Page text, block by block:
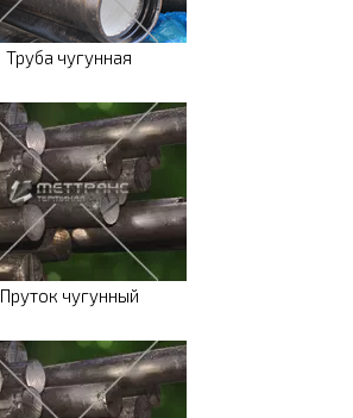
Труба чугунная
Пруток чугунный